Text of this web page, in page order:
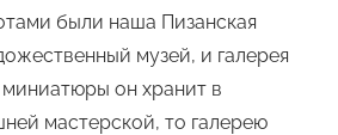
были наша Пизанская
музей, и галерея
он хранит в
мастерской, то галерею